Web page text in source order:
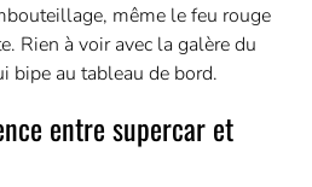
même le feu rouge
Rien à voir avec la galère du
bipe au tableau de bord.
entre supercar et